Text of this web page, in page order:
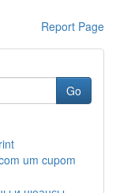
Report Page
Go
um cupom